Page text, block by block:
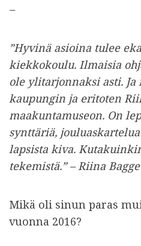
–
”Hyvinä asioina tulee
kiekkokoulu. Ilmaisia
ole ylitarjonnaksi asti.
kaupungin ja eritoten
maakuntamuseon. On
synttäriä,
lapsista kiva.
tekemistä.” – Riina Bagge
Mikä oli sinun paras
vuonna 2016?